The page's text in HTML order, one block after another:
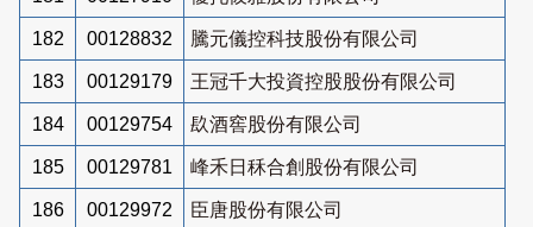
182 00128832 騰元儀控科技股份有限公司
183 00129179 王冠千大投資控股股份有限公司
184 00129754 镹酒窖股份有限公司
185 00129781 峰禾日秝合創股份有限公司
186 00129972 臣唐股份有限公司